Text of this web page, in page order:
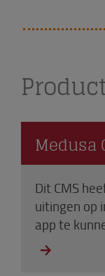
Medusa
Dit CMS
uitingen op
app te